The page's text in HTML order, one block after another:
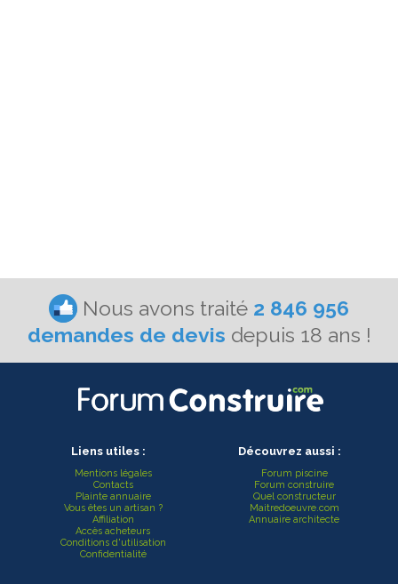
Nous avons traité 2 846 956
demandes de devis depuis 18 ans !
Liens utiles :
Mentions légales
Contacts
Plainte annuaire
Vous êtes un artisan ?
Affiliation
Accès acheteurs
Conditions d'utilisation
Confidentialité
Découvrez aussi :
Forum piscine
Forum construire
Quel constructeur
Maitredoeuvre.com
Annuaire architecte